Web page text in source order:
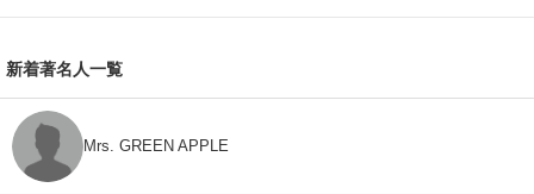
新着著名人一覧
Mrs. GREEN APPLE